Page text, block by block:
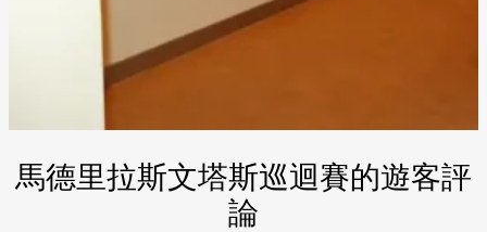
馬德里拉斯文塔斯巡迴賽的遊客評
論